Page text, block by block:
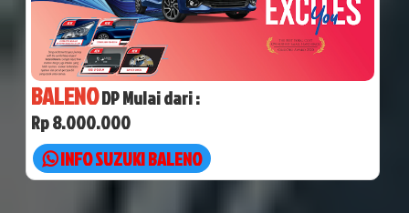
BALENODP Mulai dari :
Rp 8.000.000
INFO SUZUKI BALENO